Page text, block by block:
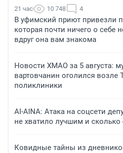
21 час 10 748 4
В уфимский приют привезли
которая почти ничего о себе
вдруг она вам знакома
Новости ХМАО за 5 августа:
вартовчанин оголился
поликлиники
AI-AINA: Атака на соцсети
не хватило лучшим и сколько
Ковидные тайны из